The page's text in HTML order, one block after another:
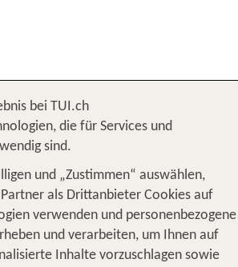
bei TUI.ch
die für Services und
sind.
und „Zustimmen“ auswählen,
als Drittanbieter Cookies auf
verwenden und personenbezogene
und verarbeiten, um Ihnen auf
Inhalte vorzuschlagen sowie